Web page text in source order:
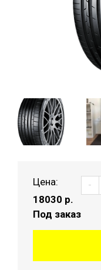
Цена:
18030 р.
Под заказ
-